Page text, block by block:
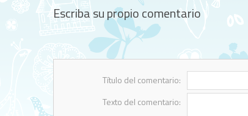
Escriba su propio comentario
Título del comentario:
Texto del comentario: